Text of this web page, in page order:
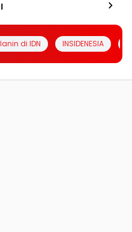
di IDN INSIDENESIA